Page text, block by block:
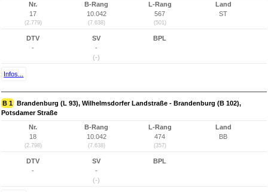
Nr.
17
(2.779)
B-Rang
10.042
(7.638)
L-Rang
567
(501)
Land
ST
DTV
-
SV
-
(-)
BPL
Infos...
B 1 Brandenburg (L 93), Wilhelmsdorfer Landstraße - Brandenburg (B 102),
Potsdamer Straße
Nr.
18
(2.798)
B-Rang
10.042
(7.638)
L-Rang
474
(357)
Land
BB
DTV
-
SV
-
(-)
BPL